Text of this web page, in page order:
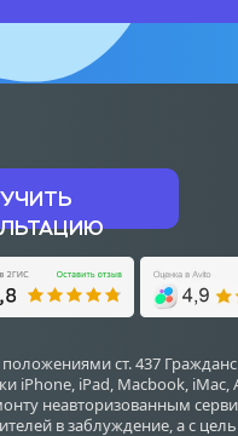
ст. 437
iPhone, iPad, Macbook, iMac,
неавторизованным
в заблуждение, а с